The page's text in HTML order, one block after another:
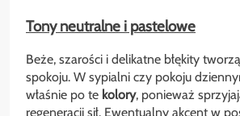
Tony neutralne i pastelowe
Beże, szarości i delikatne błękity
spokoju. W sypialni czy pokoju
właśnie po te kolory, ponieważ
regeneracji sił. Ewentualny akcent w